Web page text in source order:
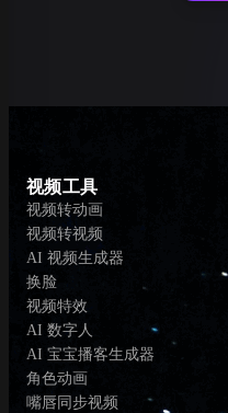
视频工具
视频转动画
视频转视频
AI 视频生成器
换脸
视频特效
AI 数字人
AI 宝宝播客生成器
角色动画
嘴唇同步视频